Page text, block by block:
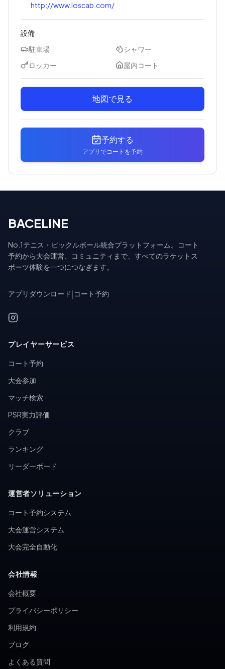
http://www.loscab.com/
設備
駐車場
シャワー
ロッカー
屋内コート
地図で見る
予約する
アプリでコートを予約
BACELINE
No.1テニス・ピックルボール統合プラットフォーム。コート
予約から大会運営、コミュニティまで、すべてのラケットス
ポーツ体験を一つにつなぎます。
アプリダウンロード コート予約
プレイヤーサービス
コート予約
大会参加
マッチ検索
PSR実力評価
クラブ
ランキング
リーダーボード
運営者ソリューション
コート予約システム
大会運営システム
大会完全自動化
会社情報
会社概要
プライバシーポリシー
利用規約
ブログ
よくある質問